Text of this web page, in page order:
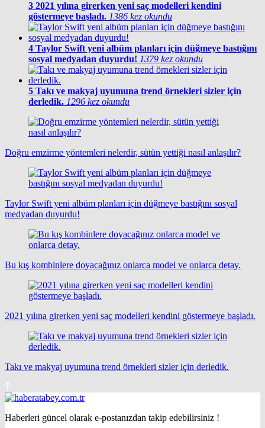
3 2021 yılına girerken yeni saç modelleri kendini
göstermeye başladı. 1386 kez okundu
4 Taylor Swift yeni albüm planları için düğmeye bastığını
sosyal medyadan duyurdu! 1379 kez okundu
5 Takı ve makyaj uyumuna trend örnekleri sizler için
derledik. 1296 kez okundu
Doğru emzirme yöntemleri nelerdir, sütün yettiği nasıl anlaşılır?
Taylor Swift yeni albüm planları için düğmeye bastığını sosyal
medyadan duyurdu!
Bu kış kombinlere doyacağınız onlarca model ve onlarca detay.
2021 yılına girerken yeni saç modelleri kendini göstermeye başladı.
Takı ve makyaj uyumuna trend örnekleri sizler için derledik.
Haberleri güncel olarak e-postanızdan takip edebilirsiniz !